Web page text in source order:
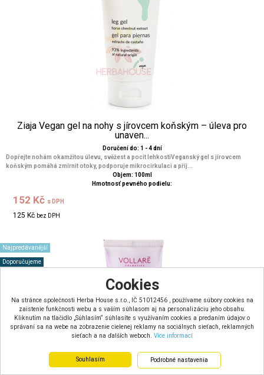
Cookies
Na stránce společnosti Herba House s.r.o., IČ 51012456 , používame súbory cookies na
zaistenie funkčnosti webu a s vaším súhlasom aj na personalizáciu jeho obsahu.
Kliknutím na tlačidlo „Súhlasím“ súhlasíte s využívaním cookies a predaním údajov o
správaní sa na webe na zobrazenie cielenej reklamy na sociálnych sieťach, reklamných
sieťach a na ďalších weboch. Více informací
Souhlasím Podrobné nastavenia
Ziaja Vegan gel na nohy s jírovcem koňským – úleva pro
unaven...
Doručení do: 1 - 4 dní
Dopřejte nohám okamžitou úlevu, svěžest a pocit lehkostiVeganský gel s jírovcem
koňským pomáhá zmírnit otoky, podporuje mikrocirkulaci a příj...
Objem: 100ml
Hmotnosť pevného podielu:
152 Kč s DPH
125 Kč bez DPH
Najpredávanější
Doporučujeme